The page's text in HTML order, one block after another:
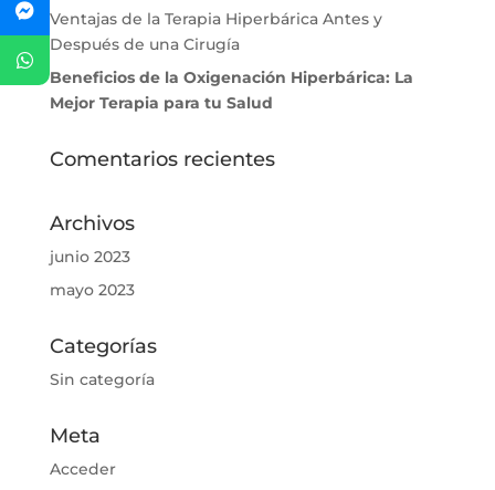
Ventajas de la Terapia Hiperbárica Antes y
Después de una Cirugía
Beneficios de la Oxigenación Hiperbárica: La
Mejor Terapia para tu Salud
Comentarios recientes
Archivos
junio 2023
mayo 2023
Categorías
Sin categoría
Meta
Acceder